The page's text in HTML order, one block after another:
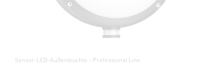
Sensor-LED-Außenleuchte - Professional Line